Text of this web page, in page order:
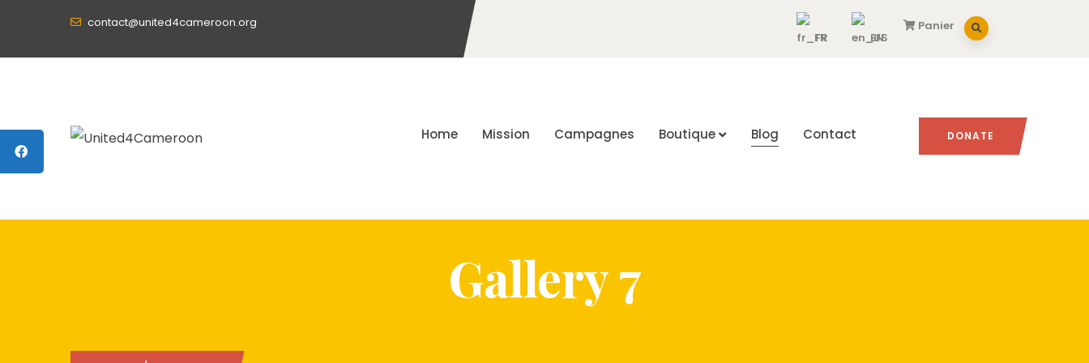
contact@united4cameroon.org
FR
EN
Panier
Home Mission Campagnes Boutique Blog Contact DONATE
Gallery 7